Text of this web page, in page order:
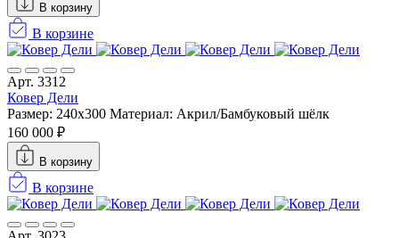
В корзину
В корзине
Арт. 3312
Ковер Дели
Размер: 240х300 Материал: Акрил/Бамбуковый шёлк
160 000 ₽
В корзину
В корзине